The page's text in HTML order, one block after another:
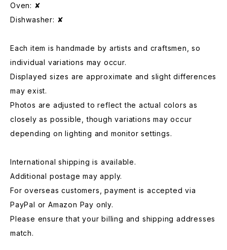
Oven: ✘
Dishwasher: ✘
Each item is handmade by artists and craftsmen, so
individual variations may occur.
Displayed sizes are approximate and slight differences
may exist.
Photos are adjusted to reflect the actual colors as
closely as possible, though variations may occur
depending on lighting and monitor settings.
International shipping is available.
Additional postage may apply.
For overseas customers, payment is accepted via
PayPal or Amazon Pay only.
Please ensure that your billing and shipping addresses
match.